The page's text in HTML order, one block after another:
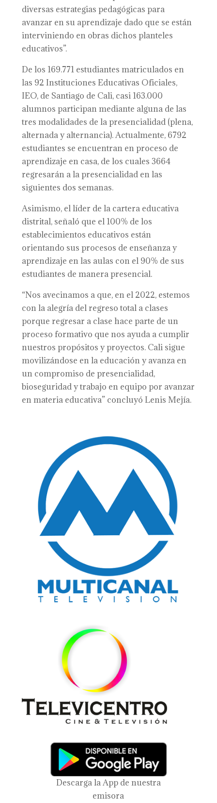
diversas estrategias pedagógicas para
avanzar en su aprendizaje dado que se están
interviniendo en obras dichos planteles
educativos”.
De los 169.771 estudiantes matriculados en
las 92 Instituciones Educativas Oficiales,
IEO, de Santiago de Cali, casi 163.000
alumnos participan mediante alguna de las
tres modalidades de la presencialidad (plena,
alternada y alternancia). Actualmente, 6792
estudiantes se encuentran en proceso de
aprendizaje en casa, de los cuales 3664
regresarán a la presencialidad en las
siguientes dos semanas.
Asimismo, el líder de la cartera educativa
distrital, señaló que el 100% de los
establecimientos educativos están
orientando sus procesos de enseñanza y
aprendizaje en las aulas con el 90% de sus
estudiantes de manera presencial.
“Nos avecinamos a que, en el 2022, estemos
con la alegría del regreso total a clases
porque regresar a clase hace parte de un
proceso formativo que nos ayuda a cumplir
nuestros propósitos y proyectos. Cali sigue
movilizándose en la educación y avanza en
un compromiso de presencialidad,
bioseguridad y trabajo en equipo por avanzar
en materia educativa” concluyó Lenis Mejía.
Descarga la App de nuestra
emisora